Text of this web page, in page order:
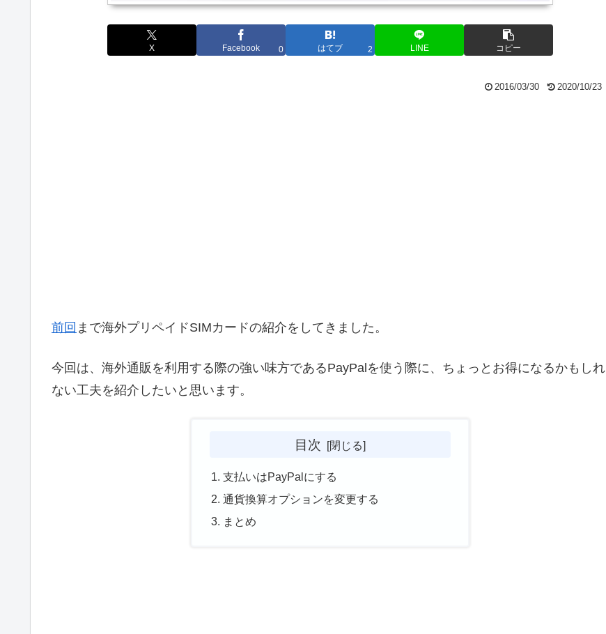
X Facebook 0 はてブ 2 LINE コピー
2016/03/30 2020/10/23
前回 まで海外プリペイドSIMカードの紹介をしてきました。
今回は、海外通販を利用する際の強い味方であるPayPalを使う際に、ちょっとお得になるかもしれ
ない工夫を紹介したいと思います。
目次
支払いはPayPalにする
通貨換算オプションを変更する
まとめ